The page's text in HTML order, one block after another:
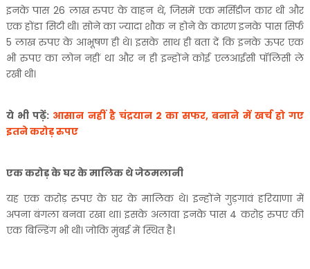
इनके पास 26 लाख रुपए के वाहन थे, जिसमें एक मर्सिडीज कार थी और
एक होंडा सिटी थी। सोने का ज्यादा शौक न होने के कारण इनके पास सिर्फ
5 लाख रुपए के आभूषण ही थे। इसके साथ ही बता दें कि इनके ऊपर एक
भी रुपए का लोन नहीं था और न ही इन्होंने कोई एलआईसी पॉलिसी ले
रखी थी।
ये भी पढ़ें: आसान नहीं है चंद्रयान 2 का सफर, बनाने में खर्च हो गए
इतने करोड़ रुपए
एक करोड़ के घर के मालिक थे जेठमलानी
यह एक करोड़ रुपए के घर के मालिक थे। इन्होंने गुड़गावं हरियाणा में
अपना बंगला बनवा रखा था। इसके अलावा इनके पास 4 करोड़ रुपए की
एक बिल्डिंग भी थी। जोकि मुंबई में स्थित है।